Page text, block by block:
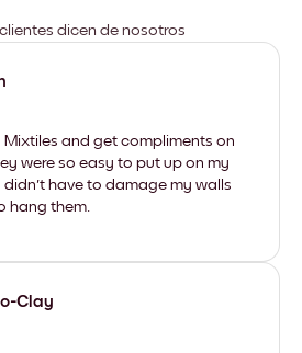
dicen de nosotros
Mixtiles and get compliments on
were so easy to put up on my
didn't have to damage my walls
hang them.
Clay